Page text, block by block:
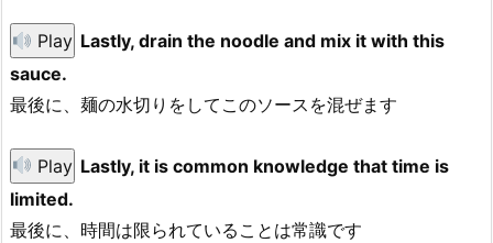
Play Lastly, drain the noodle and mix it with this
sauce.
最後に、麺の水切りをしてこのソースを混ぜます
Play Lastly, it is common knowledge that time is
limited.
最後に、時間は限られていることは常識です